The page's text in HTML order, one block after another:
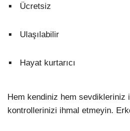
Ücretsiz
Ulaşılabilir
Hayat kurtarıcı
Hem kendiniz hem sevdikleriniz
kontrollerinizi ihmal etmeyin.